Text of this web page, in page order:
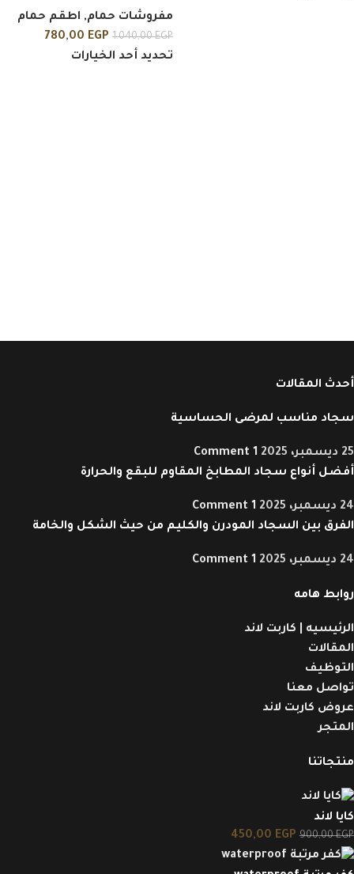
مفروشات حمام, اطقم حمام
1.040,00EGP
780,00 EGP
تحديد أحد الخيارات
أحدث المقالات
سجاد مناسب لمرضى الحساسية
25 ديسمبر، 2025
1 Comment
أفضل أنواع سجاد المطابخ المقاوم للبقع والحرارة
24 ديسمبر، 2025
1 Comment
الفرق بين السجاد المودرن والكليم من حيث الشكل والخامة
24 ديسمبر، 2025 1 Comment
روابط هامه
الرئيسيه | كاربت لاند
المقالات
التوظيف
تواصل معنا
عروض كاربت لاند
المتجر
منتجاتنا
كايا لاند
900,00EGP
450,00 EGP